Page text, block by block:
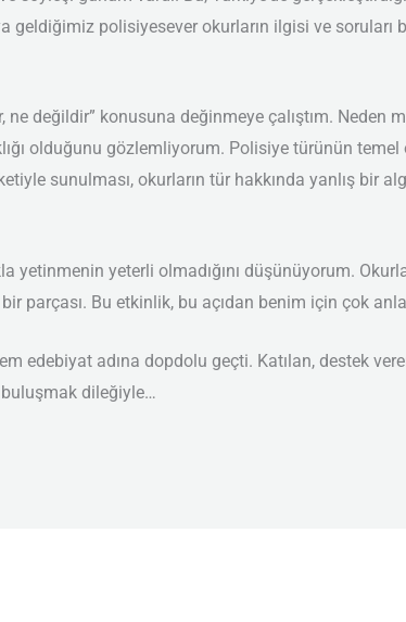
geldiğimiz polisiyesever okurların ilgisi ve soruları
ne değildir” konusuna değinmeye çalıştım. Neden
olduğunu gözlemliyorum. Polisiye türünün temel
sunulması, okurların tür hakkında yanlış bir
yeterli olmadığını düşünüyorum.
Bu etkinlik, bu açıdan benim için çok
edebiyat adına dopdolu geçti. Katılan, destek
dileğiyle…